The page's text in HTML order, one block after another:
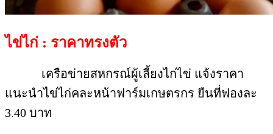
ไข่ไก่ : ราคาทรงตัว
เครือข่ายสหกรณ์ผู้เลี้ยงไก่ไข่ แจ้งราคา
แนะนำไข่ไก่คละหน้าฟาร์มเกษตรกร ยืนที่ฟองละ
3.40 บาท